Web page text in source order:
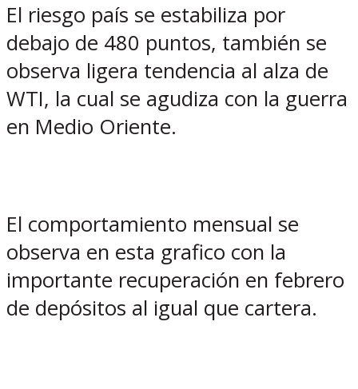
El riesgo país se estabiliza por
debajo de 480 puntos, también se
observa ligera tendencia al alza de
WTI, la cual se agudiza con la guerra
en Medio Oriente.
El comportamiento mensual se
observa en esta grafico con la
importante recuperación en febrero
de depósitos al igual que cartera.